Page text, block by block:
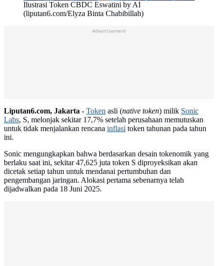
Ilustrasi Token CBDC Eswatini by AI
(liputan6.com/Elyza Binta Chabibillah)
Advertisement
Liputan6.com, Jakarta - Token asli (native token) milik Sonic
Labs, S, melonjak sekitar 17,7% setelah perusahaan memutuskan
untuk tidak menjalankan rencana inflasi token tahunan pada tahun
ini.
Sonic mengungkapkan bahwa berdasarkan desain tokenomik yang
berlaku saat ini, sekitar 47,625 juta token S diproyeksikan akan
dicetak setiap tahun untuk mendanai pertumbuhan dan
pengembangan jaringan. Alokasi pertama sebenarnya telah
dijadwalkan pada 18 Juni 2025.